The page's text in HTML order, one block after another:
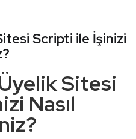
Scripti ile İşinizi
Sitesi
Nasıl